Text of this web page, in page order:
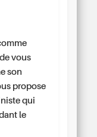
vous
son
propose
qui
le